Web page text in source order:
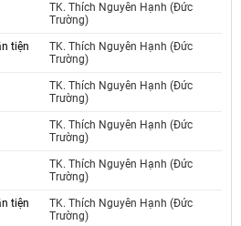
TK. Thích Nguyên Hạnh (Đức
Trường)
tiện
TK. Thích Nguyên Hạnh (Đức
Trường)
TK. Thích Nguyên Hạnh (Đức
Trường)
TK. Thích Nguyên Hạnh (Đức
Trường)
TK. Thích Nguyên Hạnh (Đức
Trường)
tiện
TK. Thích Nguyên Hạnh (Đức
Trường)